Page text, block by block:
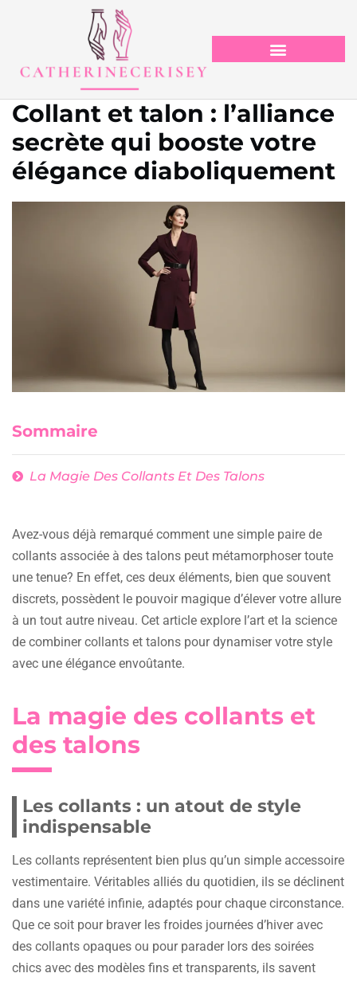
Collant et talon : l’alliance
secrète qui booste votre
élégance diaboliquement
Sommaire
La Magie Des Collants Et Des Talons
Avez-vous déjà remarqué comment une simple paire de
collants associée à des talons peut métamorphoser toute
une tenue? En effet, ces deux éléments, bien que souvent
discrets, possèdent le pouvoir magique d’élever votre allure
à un tout autre niveau. Cet article explore l’art et la science
de combiner collants et talons pour dynamiser votre style
avec une élégance envoûtante.
La magie des collants et
des talons
Les collants : un atout de style
indispensable
Les collants représentent bien plus qu’un simple accessoire
vestimentaire. Véritables alliés du quotidien, ils se déclinent
dans une variété infinie, adaptés pour chaque circonstance.
Que ce soit pour braver les froides journées d’hiver avec
des collants opaques ou pour parader lors des soirées
chics avec des modèles fins et transparents, ils savent